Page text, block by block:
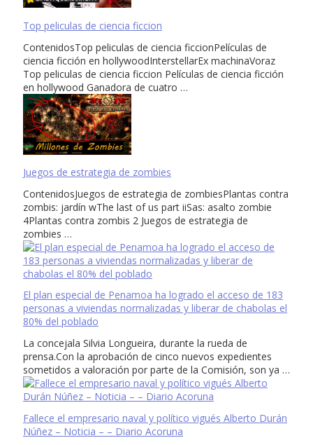
Top peliculas de ciencia ficcion
ContenidosTop peliculas de ciencia ficcionPelículas de
ciencia ficción en hollywoodInterstellarEx machinaVoraz
Top peliculas de ciencia ficcion Películas de ciencia ficción
en hollywood Ganadora de cuatro …
Juegos de estrategia de zombies
ContenidosJuegos de estrategia de zombiesPlantas contra
zombis: jardín wThe last of us part iiSas: asalto zombie
4Plantas contra zombis 2 Juegos de estrategia de
zombies …
El plan especial de Penamoa ha logrado el acceso de 183
personas a viviendas normalizadas y liberar de chabolas el
80% del poblado
La concejala Silvia Longueira, durante la rueda de
prensa.Con la aprobación de cinco nuevos expedientes
sometidos a valoración por parte de la Comisión, son ya …
Fallece el empresario naval y político vigués Alberto Durán
Núñez – Noticia – – Diario Acoruna